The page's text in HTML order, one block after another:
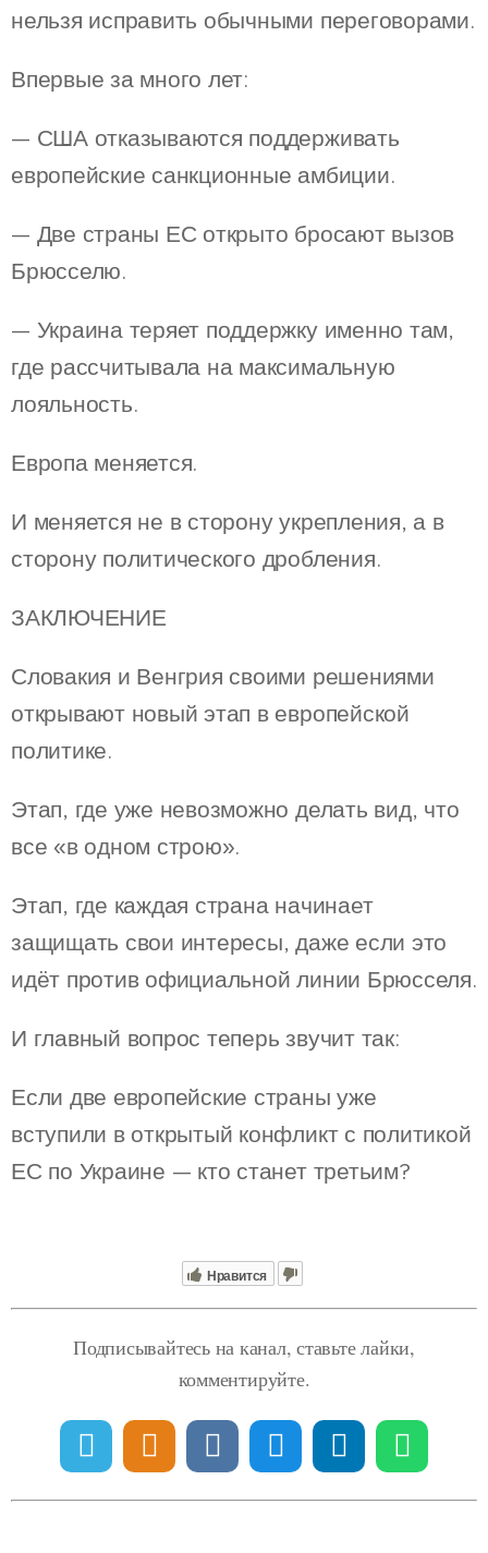
нельзя исправить обычными переговорами.
Впервые за много лет:
— США отказываются поддерживать
европейские санкционные амбиции.
— Две страны ЕС открыто бросают вызов
Брюсселю.
— Украина теряет поддержку именно там,
где рассчитывала на максимальную
лояльность.
Европа меняется.
И меняется не в сторону укрепления, а в
сторону политического дробления.
ЗАКЛЮЧЕНИЕ
Словакия и Венгрия своими решениями
открывают новый этап в европейской
политике.
Этап, где уже невозможно делать вид, что
все «в одном строю».
Этап, где каждая страна начинает
защищать свои интересы, даже если это
идёт против официальной линии Брюсселя.
И главный вопрос теперь звучит так:
Если две европейские страны уже
вступили в открытый конфликт с политикой
ЕС по Украине — кто станет третьим?
Нравится
Подписывайтесь на канал, ставьте лайки,
комментируйте.